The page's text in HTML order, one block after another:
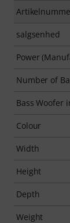
salgsenhed
Power
Number of
Bass Woofer
Colour
Width
Height
Depth
Weight